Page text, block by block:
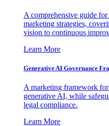
A comprehensive guide
marketing strategies,
vision to continuous
Learn More
Generative AI Governance
A marketing framework
generative AI, while
legal compliance.
Learn More